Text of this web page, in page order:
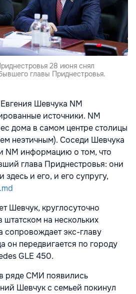
28 июня снял
главы Приднестровья.
Шевчука NM
источники. NM
дома в самом центре столицы
неэтичным). Соседи Шевчука
NM информацию о том, что
глава Приднестровья: они
здесь и его, и его супругу,
Шевчук, круглосуточно
на нескольких
сопровождает экс-главу
он передвигается по городу
GLE 450.
ряде СМИ появились
Шевчук с семьей покинул